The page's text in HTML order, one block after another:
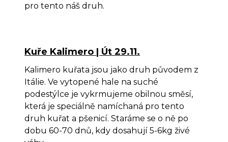
pro tento náš druh.
Kuře Kalimero | Út 29.11.
Kalimero kuřata jsou jako druh původem z
Itálie. Ve vytopené hale na suché
podestýlce je vykrmujeme obilnou směsí,
která je speciálně namíchaná pro tento
druh kuřat a pšenicí. Staráme se o ně po
dobu 60-70 dnů, kdy dosahují 5-6kg živé